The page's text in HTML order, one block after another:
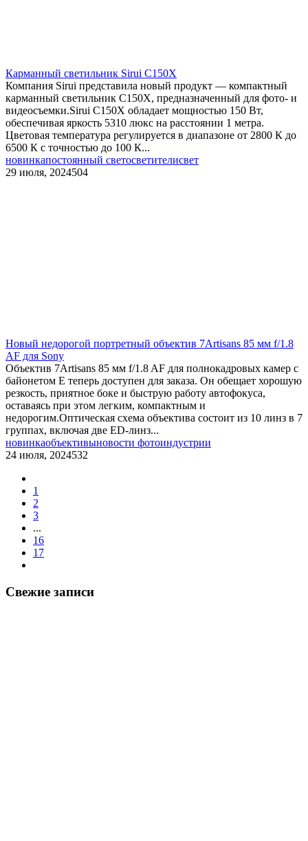
Карманный светильник Sirui C150X
Компания Sirui представила новый продукт — компактный
карманный светильник C150X, предназначенный для фото- и
видеосъемки.Sirui C150X обладает мощностью 150 Вт,
обеспечивая яркость 5310 люкс на расстоянии 1 метра.
Цветовая температура регулируется в диапазоне от 2800 К до
6500 К с точностью до 100 К...
новинкапостоянный светосветителисвет
29 июля, 2024504
Новый недорогой портретный объектив 7Artisans 85 мм f/1.8
AF для Sony
Объектив 7Artisans 85 мм f/1.8 AF для полнокадровых камер с
байонетом E теперь доступен для заказа. Он обещает хорошую
резкость, приятное боке и быструю работу автофокуса,
оставаясь при этом легким, компактным и
недорогим.Оптическая схема объектива состоит из 10 линз в 7
группах, включая две ED-линз...
новинкаобъективыновости фотоиндустрии
24 июля, 2024532
1
2
3
...
16
17
Свежие записи